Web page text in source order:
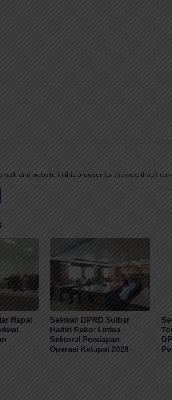
and website in this browser for the next time I
Rapat
Sekwan DPRD Sulbar
Hadiri Rakor Lintas
Sektoral Persiapan
Operasi Ketupat 2026